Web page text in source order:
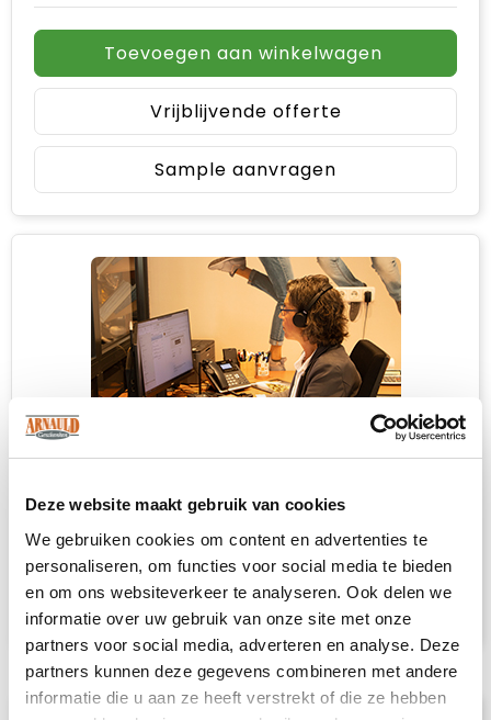
Deze website maakt gebruik van cookies
We gebruiken cookies om content en advertenties te
personaliseren, om functies voor social media te bieden
en om ons websiteverkeer te analyseren. Ook delen we
informatie over uw gebruik van onze site met onze
partners voor social media, adverteren en analyse. Deze
partners kunnen deze gegevens combineren met andere
informatie die u aan ze heeft verstrekt of die ze hebben
Toevoegen aan winkelwagen
Vrijblijvende offerte
Sample aanvragen
Heb je niet kunnen vinden wat je
zoekt?
Neem contact met ons opvoor een advies
op maat.